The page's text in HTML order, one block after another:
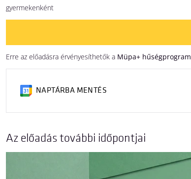
gyermekenként
Erre az előadásra érvényesíthetők a Müpa+ hűségprogram
NAPTÁRBA MENTÉS
Az előadás további időpontjai